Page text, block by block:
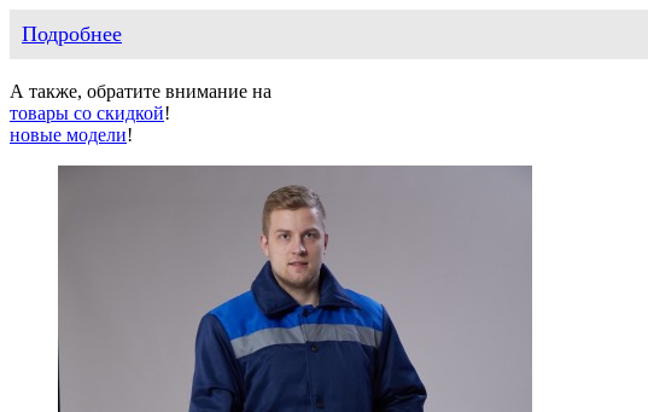
Подробнее
А также, обратите внимание на
товары со скидкой!
новые модели!